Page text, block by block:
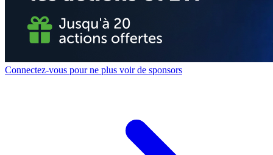
Connectez-vous pour ne plus voir de sponsors